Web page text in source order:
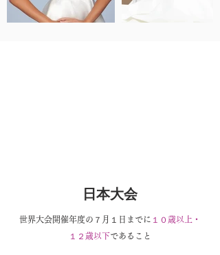
日本大会
世界大会開催年度の７月１日までに １０歳以上・
１２歳以下であること